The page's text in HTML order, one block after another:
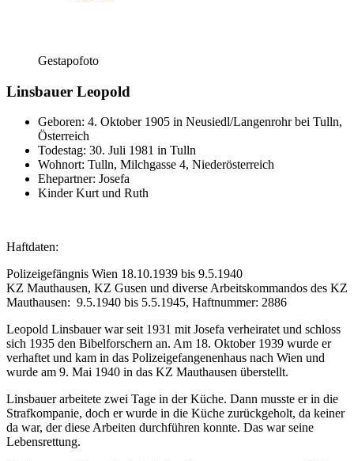
Gestapofoto
Linsbauer Leopold
Geboren: 4. Oktober 1905 in Neusiedl/Langenrohr bei Tulln,
Österreich
Todestag: 30. Juli 1981 in Tulln
Wohnort: Tulln, Milchgasse 4, Niederösterreich
Ehepartner: Josefa
Kinder Kurt und Ruth
Haftdaten:
Polizeigefängnis Wien 18.10.1939 bis 9.5.1940
KZ Mauthausen, KZ Gusen und diverse Arbeitskommandos des KZ
Mauthausen: 9.5.1940 bis 5.5.1945, Haftnummer: 2886
Leopold Linsbauer war seit 1931 mit Josefa verheiratet und schloss
sich 1935 den Bibelforschern an. Am 18. Oktober 1939 wurde er
verhaftet und kam in das Polizeigefangenenhaus nach Wien und
wurde am 9. Mai 1940 in das KZ Mauthausen überstellt.
Linsbauer arbeitete zwei Tage in der Küche. Dann musste er in die
Strafkompanie, doch er wurde in die Küche zurückgeholt, da keiner
da war, der diese Arbeiten durchführen konnte. Das war seine
Lebensrettung.